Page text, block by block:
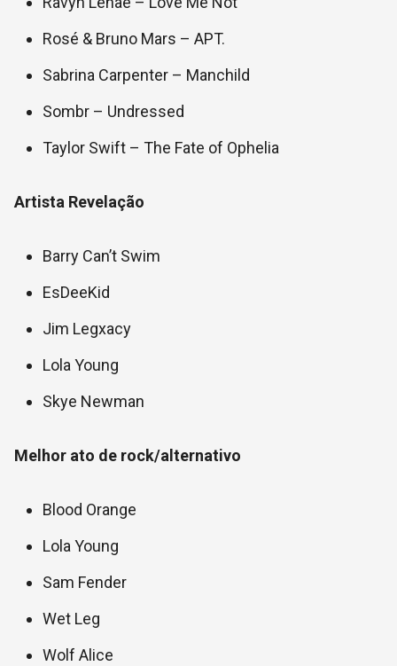
Rosé & Bruno Mars – APT.
Sabrina Carpenter – Manchild
Sombr – Undressed
Taylor Swift – The Fate of Ophelia
Artista Revelação
Barry Can’t Swim
EsDeeKid
Jim Legxacy
Lola Young
Skye Newman
Melhor ato de rock/alternativo
Blood Orange
Lola Young
Sam Fender
Wet Leg
Wolf Alice